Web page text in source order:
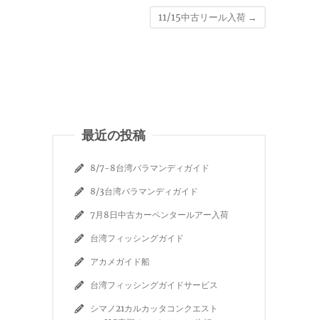
11/15中古リール入荷 →
最近の投稿
8/7-8台湾バラマンディガイド
8/3台湾バラマンディガイド
7月8日中古カーペンタールアー入荷
台湾フィッシングガイド
アカメガイド船
台湾フィッシングガイドサービス
シマノ21カルカッタコンクエスト